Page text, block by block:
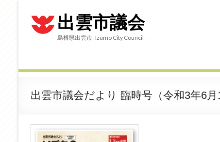
出雲市議会
島根県出雲市- Izumo City Council –
出雲市議会だより 臨時号（令和3年6月